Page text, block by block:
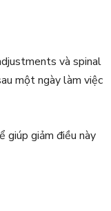
và spinal
một ngày làm việc
giúp giảm điều này